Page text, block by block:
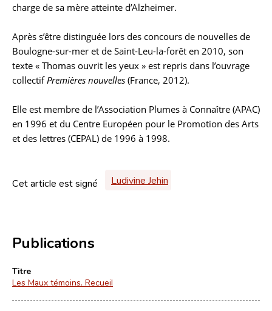
charge de sa mère atteinte d’Alzheimer.
Après s’être distinguée lors des concours de nouvelles de
Boulogne-sur-mer et de Saint-Leu-la-forêt en 2010, son
texte « Thomas ouvrit les yeux » est repris dans l’ouvrage
collectif Premières nouvelles (France, 2012).
Elle est membre de l’Association Plumes à Connaître (APAC)
en 1996 et du Centre Européen pour le Promotion des Arts
et des lettres (CEPAL) de 1996 à 1998.
Cet article est signé Ludivine Jehin
Publications
Titre
Les Maux témoins. Recueil